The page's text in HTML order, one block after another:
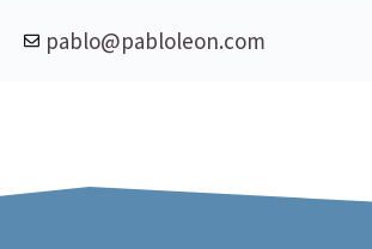
pablo@pabloleon.com